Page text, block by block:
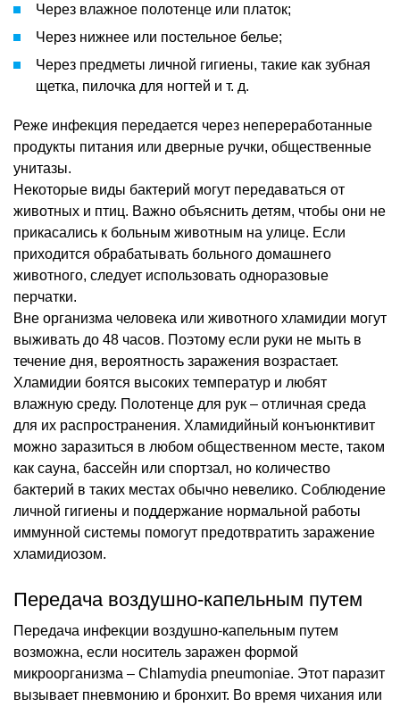
Через влажное полотенце или платок;
Через нижнее или постельное белье;
Через предметы личной гигиены, такие как зубная
щетка, пилочка для ногтей и т. д.
Реже инфекция передается через непереработанные
продукты питания или дверные ручки, общественные
унитазы.
Некоторые виды бактерий могут передаваться от
животных и птиц. Важно объяснить детям, чтобы они не
прикасались к больным животным на улице. Если
приходится обрабатывать больного домашнего
животного, следует использовать одноразовые
перчатки.
Вне организма человека или животного хламидии могут
выживать до 48 часов. Поэтому если руки не мыть в
течение дня, вероятность заражения возрастает.
Хламидии боятся высоких температур и любят
влажную среду. Полотенце для рук – отличная среда
для их распространения. Хламидийный конъюнктивит
можно заразиться в любом общественном месте, таком
как сауна, бассейн или спортзал, но количество
бактерий в таких местах обычно невелико. Соблюдение
личной гигиены и поддержание нормальной работы
иммунной системы помогут предотвратить заражение
хламидиозом.
Передача воздушно-капельным путем
Передача инфекции воздушно-капельным путем
возможна, если носитель заражен формой
микроорганизма – Chlamydia pneumoniae. Этот паразит
вызывает пневмонию и бронхит. Во время чихания или